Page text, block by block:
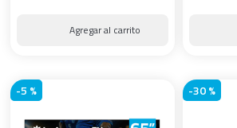
-5 % -30 %